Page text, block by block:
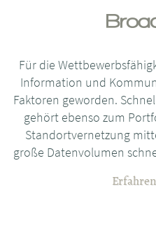
Für die
Information und
Faktoren geworden.
gehört ebenso zum
Standortvernetzung
große Datenvolumen